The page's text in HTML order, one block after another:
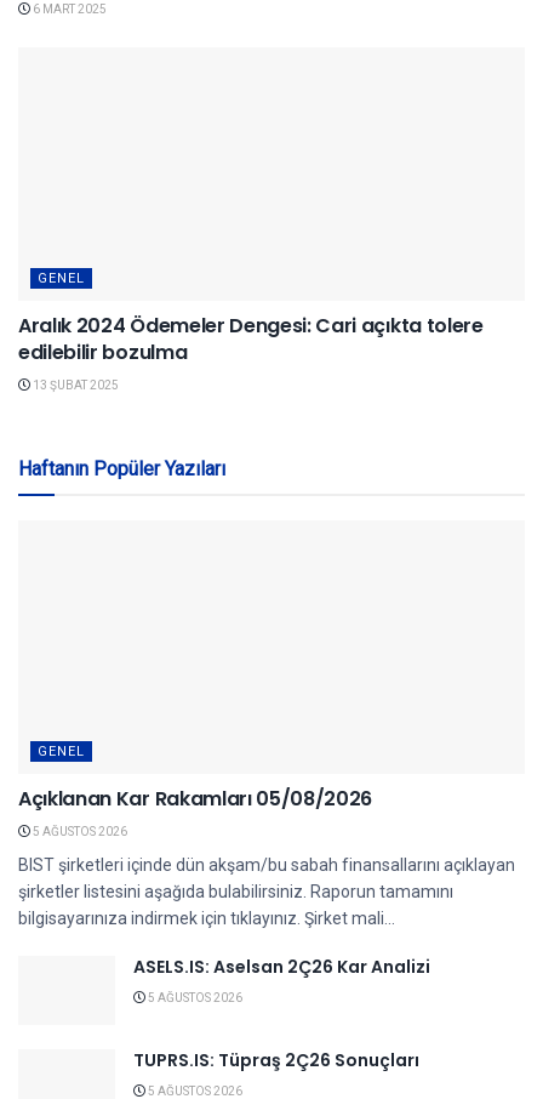
6 MART 2025
GENEL
Aralık 2024 Ödemeler Dengesi: Cari açıkta tolere
edilebilir bozulma
13 ŞUBAT 2025
Haftanın Popüler Yazıları
GENEL
Açıklanan Kar Rakamları 05/08/2026
5 AĞUSTOS 2026
BIST şirketleri içinde dün akşam/bu sabah finansallarını açıklayan
şirketler listesini aşağıda bulabilirsiniz. Raporun tamamını
bilgisayarınıza indirmek için tıklayınız. Şirket mali...
ASELS.IS: Aselsan 2Ç26 Kar Analizi
5 AĞUSTOS 2026
TUPRS.IS: Tüpraş 2Ç26 Sonuçları
5 AĞUSTOS 2026